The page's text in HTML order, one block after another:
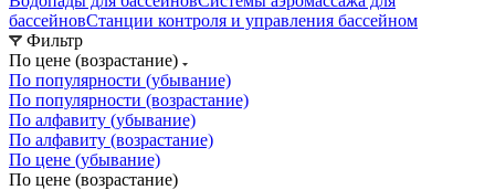
бассейновСтанции контроля и управления бассейном
Фильтр
По цене (возрастание)
По популярности (убывание)
По популярности (возрастание)
По алфавиту (убывание)
По алфавиту (возрастание)
По цене (убывание)
По цене (возрастание)